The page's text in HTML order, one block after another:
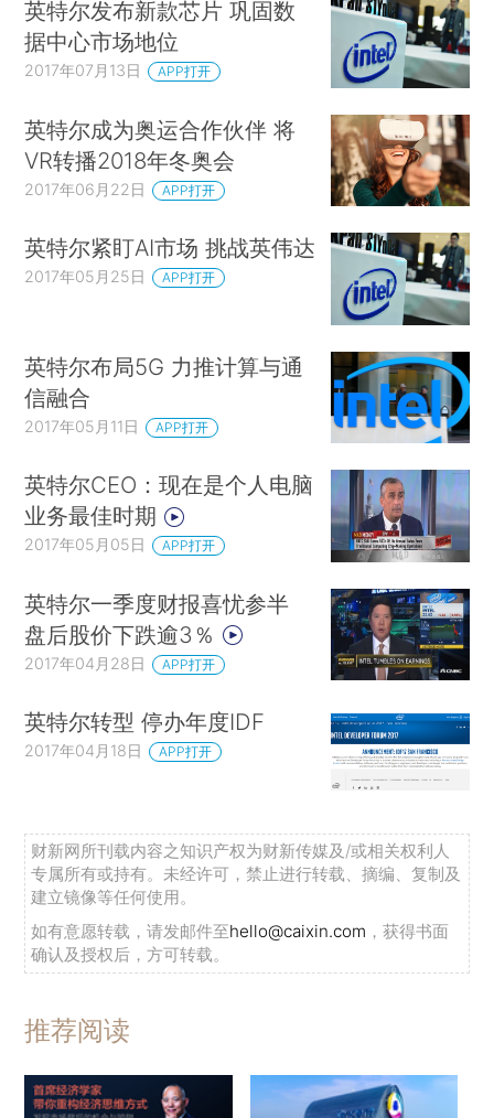
英特尔发布新款芯片 巩固数
据中心市场地位
2017年07月13日 APP打开
英特尔成为奥运合作伙伴 将
VR转播2018年冬奥会
2017年06月22日 APP打开
英特尔紧盯AI市场 挑战英伟达
2017年05月25日 APP打开
英特尔布局5G 力推计算与通
信融合
2017年05月11日 APP打开
英特尔CEO：现在是个人电脑
业务最佳时期
2017年05月05日 APP打开
英特尔一季度财报喜忧参半
盘后股价下跌逾3％
2017年04月28日 APP打开
英特尔转型 停办年度IDF
2017年04月18日 APP打开
财新网所刊载内容之知识产权为财新传媒及/或相关权利人
专属所有或持有。未经许可，禁止进行转载、摘编、复制及
建立镜像等任何使用。
如有意愿转载，请发邮件至hello@caixin.com ，获得书面
确认及授权后，方可转载。
推荐阅读